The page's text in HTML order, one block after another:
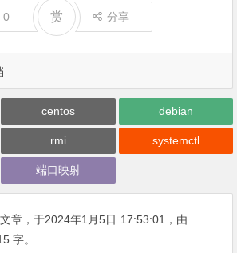
0 赏 分享
centos debian
rmi systemctl
端口映射
章，于2024年1月5日 17:53:01 ，由
字。